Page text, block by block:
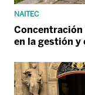
NAITEC
Concentración
en la gestión y